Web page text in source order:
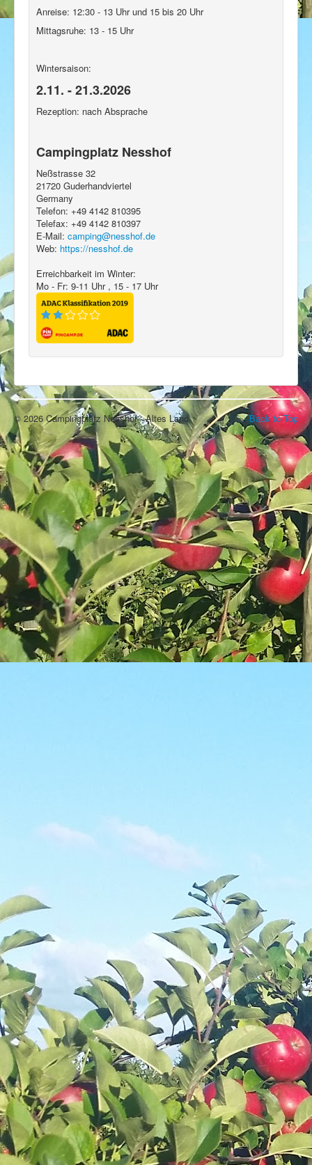
Anreise: 12:30 - 13 Uhr und 15 bis 20 Uhr
Mittagsruhe: 13 - 15 Uhr
Wintersaison:
2.11. - 21.3.2026
Rezeption: nach Absprache
Campingplatz Nesshof
Neßstrasse 32
21720 Guderhandviertel
Germany
Telefon: +49 4142 810395
Telefax: +49 4142 810397
E-Mail: camping@nesshof.de
Web: https://nesshof.de
Erreichbarkeit im Winter:
Mo - Fr: 9-11 Uhr , 15 - 17 Uhr
Back to Top
© 2026 Campingplatz Nesshof - Altes Land